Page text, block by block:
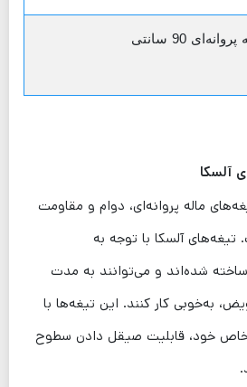
90 سانتی
آلسکا
ماله پروانه‌ای، دوام و مقاومت
آلسکا با توجه به
ساخته شده‌اند و می‌توانند به مدت
به‌خوبی کار کنند. این تیغه‌ها با
خود، قابلیت صیقل دادن سطوح